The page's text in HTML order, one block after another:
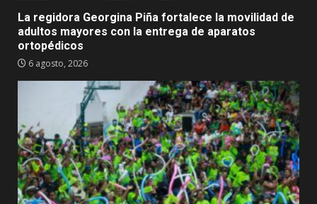
La regidora Georgina Piña fortalece la movilidad de
adultos mayores con la entrega de aparatos
ortopédicos
6 agosto, 2026